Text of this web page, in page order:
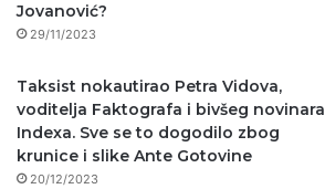
Jovanović?
29/11/2023
Taksist nokautirao Petra Vidova,
voditelja Faktografa i bivšeg novinara
Indexa. Sve se to dogodilo zbog
krunice i slike Ante Gotovine
20/12/2023